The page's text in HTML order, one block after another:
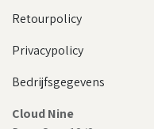
Retourpolicy
Privacypolicy
Bedrijfsgegevens
Cloud Nine